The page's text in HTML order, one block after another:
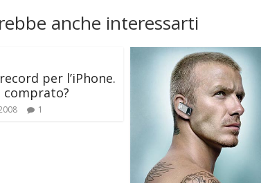
anche interessarti
per l’iPhone.
comprato?
1